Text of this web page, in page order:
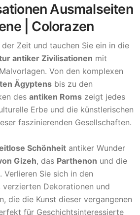
Ausmalseiten
| Colorazen
Zeit und tauchen Sie ein in die
antiker Zivilisationen mit
Von den komplexen
Ägyptens bis zu den
des antiken Roms zeigt jedes
Erbe und die künstlerischen
faszinierenden Gesellschaften.
Schönheit antiker Wunder
Gizeh, das Parthenon und die
. Verlieren Sie sich in den
verzierten Dekorationen und
die die Kunst dieser vergangenen
für Geschichtsinteressierte